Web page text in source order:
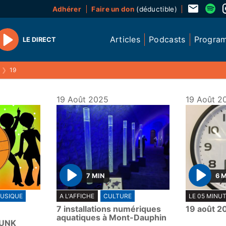
Adhérer Faire un don(déductible)
Play
LE DIRECT Articles Podcasts
❯ 19
19 Août 2025
P
l
a
y
7 MIN
A L'AFFICHE CULTURE
7 installations numériques
aquatiques à Mont-Dauphin
19 Août
P
l
a
6
LE 05
19 août